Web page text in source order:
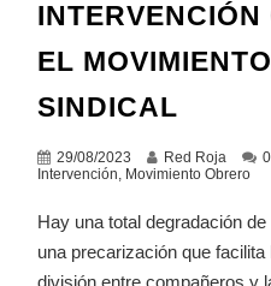
INTERVENCIÓN
EL
SINDICAL
29/08/2023 Red Roja
Intervención, Movimiento Obrero
Hay una total degradación
una precarización que
división entre compañeros y